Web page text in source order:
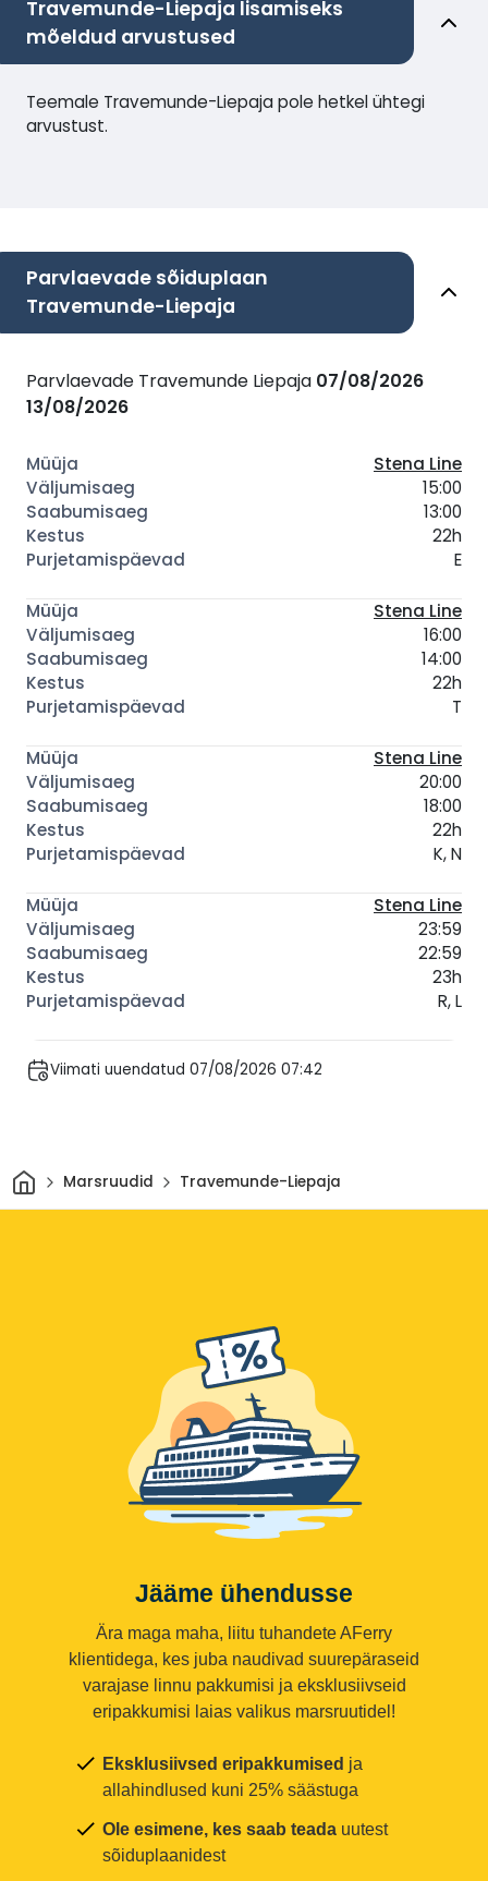
Travemunde-Liepaja lisamiseks
mõeldud arvustused
Teemale Travemunde-Liepaja pole hetkel ühtegi
arvustust.
Parvlaevade sõiduplaan
Travemunde-Liepaja
Parvlaevade Travemunde Liepaja 07/08/2026
13/08/2026
Stena Line
15:00
13:00
22h
E
Stena Line
16:00
14:00
22h
T
Stena Line
20:00
18:00
22h
K, N
Stena Line
23:59
22:59
23h
R, L
Viimati uuendatud 07/08/2026 07:42
Avaleht
Marsruudid Travemunde-Liepaja
Jääme ühendusse
Ära maga maha, liitu tuhandete AFerry
klientidega, kes juba naudivad suurepäraseid
varajase linnu pakkumisi ja eksklusiivseid
eripakkumisi laias valikus marsruutidel!
Eksklusiivsed eripakkumised ja
allahindlused kuni 25% säästuga
Ole esimene, kes saab teada uutest
sõiduplaanidest